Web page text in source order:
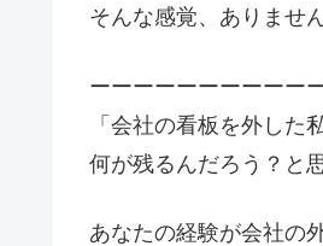
そんな感覚、ありませ
ーーーーーーーーーー
「会社の看板を外した
何が残るんだろう？と
あなたの経験が会社の